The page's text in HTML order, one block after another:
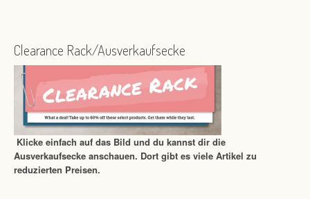
Clearance Rack/Ausverkaufsecke
Klicke einfach auf das Bild und du kannst dir die
Ausverkaufsecke anschauen. Dort gibt es viele Artikel zu
reduzierten Preisen.